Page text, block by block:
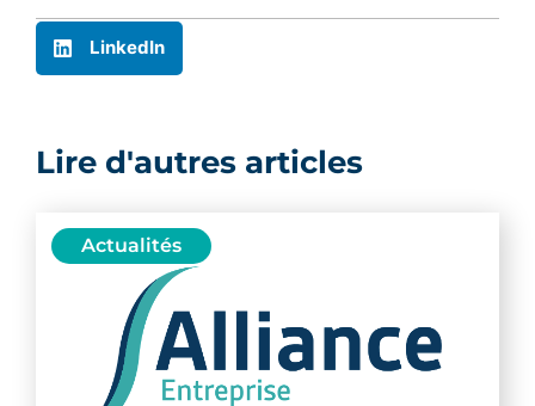
LinkedIn
Lire d'autres articles
Actualités